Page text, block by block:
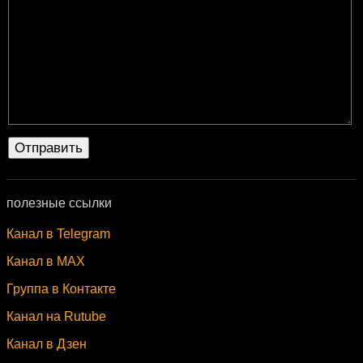
полезные ссылки
Канал в Telegram
Канал в MAX
Группа в Контакте
Канал на Rutube
Канал в Дзен